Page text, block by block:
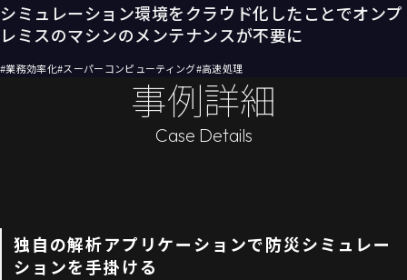
シミュレーション環境をクラウド化したことでオンプ
レミスのマシンのメンテナンスが不要に
#業務効率化#スーパーコンピューティング#高速処理
事例詳細
独自の解析アプリケーションで防災シミュレー
ションを手掛ける